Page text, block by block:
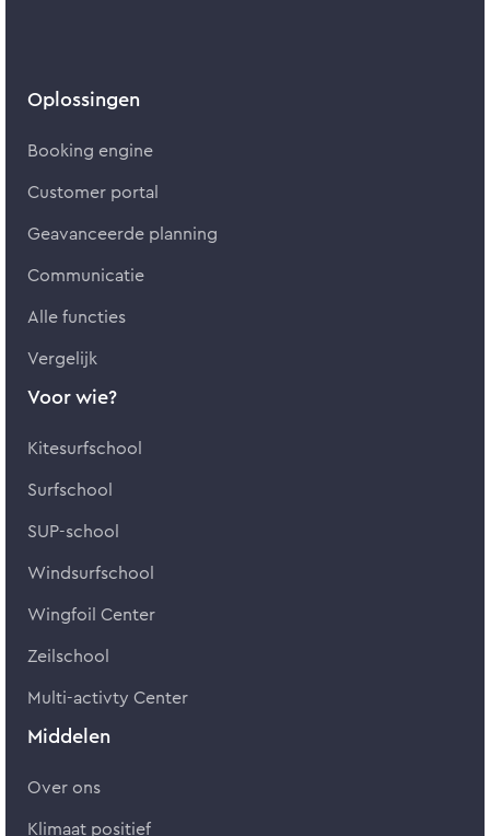
Oplossingen
Booking engine
Customer portal
Geavanceerde planning
Communicatie
Alle functies
Vergelijk
Voor wie?
Kitesurfschool
Surfschool
SUP-school
Windsurfschool
Wingfoil Center
Zeilschool
Multi-activty Center
Middelen
Over ons
Klimaat positief